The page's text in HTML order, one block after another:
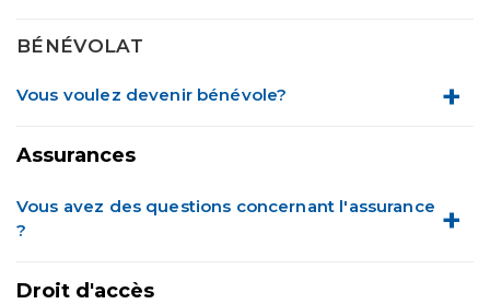
BÉNÉVOLAT
Vous voulez devenir bénévole?
Assurances
Vous avez des questions concernant l'assurance
?
Droit d'accès